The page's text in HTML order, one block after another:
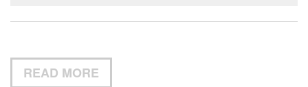
READ MORE